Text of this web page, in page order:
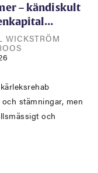
– kändiskult
WICKSTRÖM
stämningar, men
och